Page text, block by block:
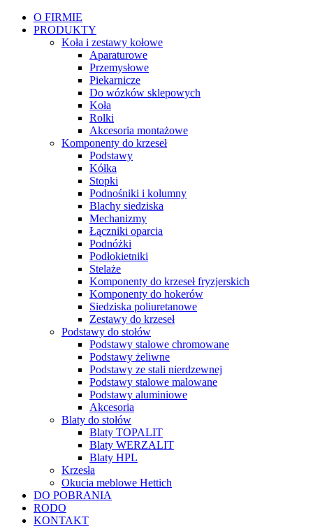
O FIRMIE
PRODUKTY
Koła i zestawy kołowe
Aparaturowe
Przemysłowe
Piekarnicze
Do wózków sklepowych
Koła
Rolki
Akcesoria montażowe
Komponenty do krzeseł
Podstawy
Kółka
Stopki
Podnośniki i kolumny
Blachy siedziska
Mechanizmy
Łączniki oparcia
Podnóżki
Podłokietniki
Stelaże
Komponenty do krzeseł fryzjerskich
Komponenty do hokerów
Siedziska poliuretanowe
Zestawy do krzeseł
Podstawy do stołów
Podstawy stalowe chromowane
Podstawy żeliwne
Podstawy ze stali nierdzewnej
Podstawy stalowe malowane
Podstawy aluminiowe
Akcesoria
Blaty do stołów
Blaty TOPALIT
Blaty WERZALIT
Blaty HPL
Krzesła
Okucia meblowe Hettich
DO POBRANIA
RODO
KONTAKT